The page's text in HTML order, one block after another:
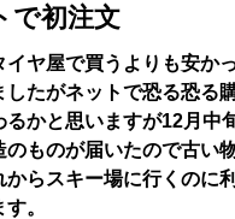
で初注文
イヤ屋で買うよりも安か
したがネットで恐る恐る
るかと思いますが12月中
のものが届いたので古い
からスキー場に行くのに
。